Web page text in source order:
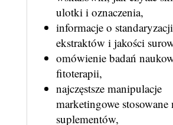
ulotki i oznaczenia,
informacje o standaryzacji
ekstraktów i jakości
omówienie badań
fitoterapii,
najczęstsze manipulacje
marketingowe
suplementów,